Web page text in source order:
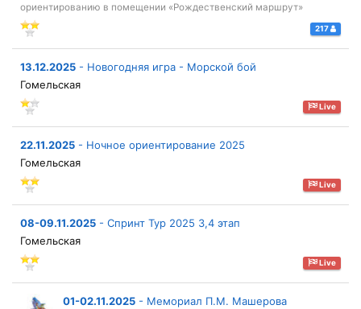
ориентированию в помещении «Рождественский маршрут»
217
13.12.2025 - Новогодняя игра - Морской бой
Гомельская
Live
22.11.2025 - Ночное ориентирование 2025
Гомельская
Live
08-09.11.2025 - Спринт Тур 2025 3,4 этап
Гомельская
Live
01-02.11.2025 - Мемориал П.М. Машерова